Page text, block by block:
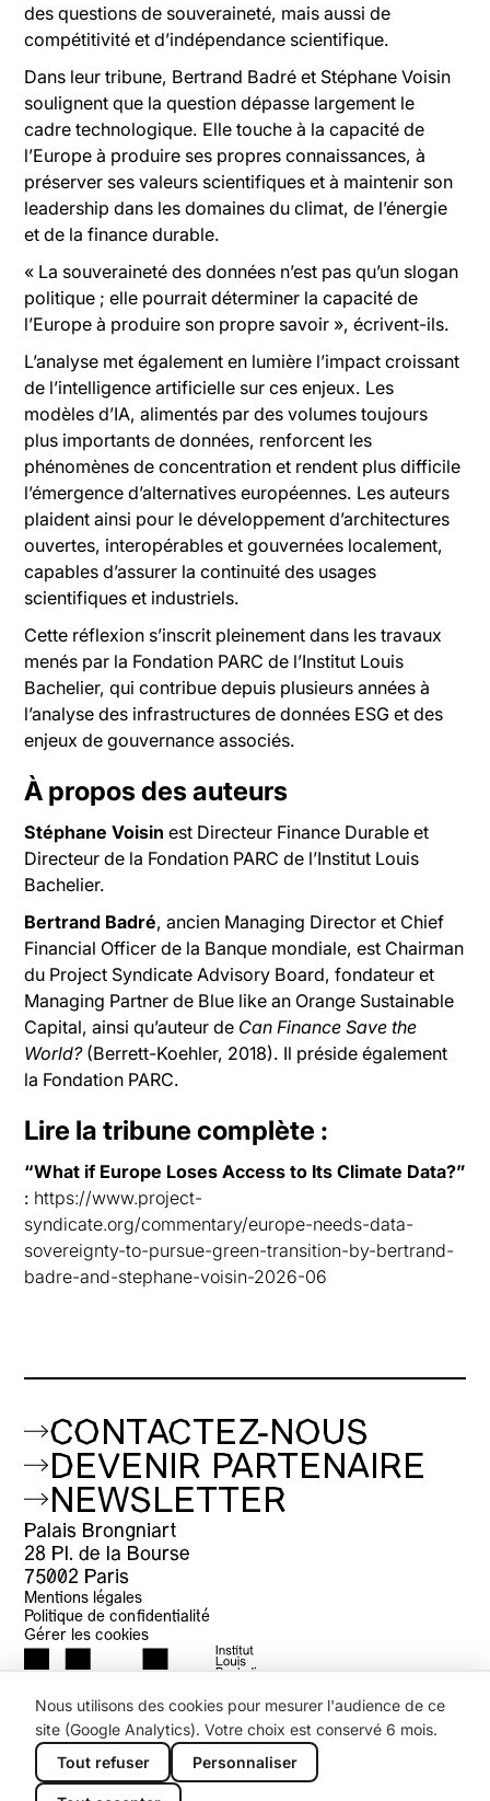
des questions de souveraineté, mais aussi de
compétitivité et d’indépendance scientifique.
Dans leur tribune, Bertrand Badré et Stéphane Voisin
soulignent que la question dépasse largement le
cadre technologique. Elle touche à la capacité de
l’Europe à produire ses propres connaissances, à
préserver ses valeurs scientifiques et à maintenir son
leadership dans les domaines du climat, de l’énergie
et de la finance durable.
« La souveraineté des données n’est pas qu’un slogan
politique ; elle pourrait déterminer la capacité de
l’Europe à produire son propre savoir », écrivent-ils.
L’analyse met également en lumière l’impact croissant
de l’intelligence artificielle sur ces enjeux. Les
modèles d’IA, alimentés par des volumes toujours
plus importants de données, renforcent les
phénomènes de concentration et rendent plus difficile
l’émergence d’alternatives européennes. Les auteurs
plaident ainsi pour le développement d’architectures
ouvertes, interopérables et gouvernées localement,
capables d’assurer la continuité des usages
scientifiques et industriels.
Cette réflexion s’inscrit pleinement dans les travaux
menés par la Fondation PARC de l’Institut Louis
Bachelier, qui contribue depuis plusieurs années à
l’analyse des infrastructures de données ESG et des
enjeux de gouvernance associés.
À propos des auteurs
Stéphane Voisin est Directeur Finance Durable et
Directeur de la Fondation PARC de l’Institut Louis
Bachelier.
Bertrand Badré, ancien Managing Director et Chief
Financial Officer de la Banque mondiale, est Chairman
du Project Syndicate Advisory Board, fondateur et
Managing Partner de Blue like an Orange Sustainable
Capital, ainsi qu’auteur de Can Finance Save the
World?(Berrett-Koehler, 2018). Il préside également
la Fondation PARC.
Lire la tribune complète :
“What if Europe Loses Access to Its Climate Data?”
: https://www.project-
syndicate.org/commentary/europe-needs-data-
sovereignty-to-pursue-green-transition-by-bertrand-
badre-and-stephane-voisin-2026-06
CONTACTEZ-NOUS
DEVENIR PARTENAIRE
NEWSLETTER
Palais Brongniart
28 Pl. de la Bourse
75002 Paris
Mentions légales
Politique de confidentialité
Gérer les cookies
Nous utilisons des cookies pour mesurer l'audience de ce
site (Google Analytics). Votre choix est conservé 6 mois.
Tout refuser
Personnaliser